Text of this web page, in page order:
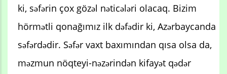
ki, səfərin çox gözəl nəticələri olacaq. Bizim
hörmətli qonağımız ilk dəfədir ki, Azərbaycanda
səfərdədir. Səfər vaxt baxımından qısa olsa da,
məzmun nöqteyi-nəzərindən kifayət qədər